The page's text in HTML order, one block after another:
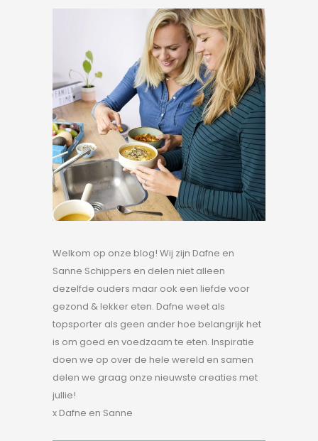
Welkom op onze blog! Wij zijn Dafne en
Sanne Schippers en delen niet alleen
dezelfde ouders maar ook een liefde voor
gezond & lekker eten. Dafne weet als
topsporter als geen ander hoe belangrijk het
is om goed en voedzaam te eten. Inspiratie
doen we op over de hele wereld en samen
delen we graag onze nieuwste creaties met
jullie!
x Dafne en Sanne